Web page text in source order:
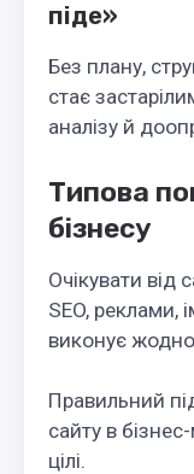
піде»
Без плану,
стає
аналізу й
Типова
бізнесу
Очікувати від
SEO, реклами,
виконує
Правильний
сайту в
цілі.